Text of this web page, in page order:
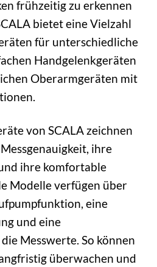
frühzeitig zu erkennen
bietet eine Vielzahl
für unterschiedliche
Handgelenkgeräten
Oberarmgeräten mit
von SCALA zeichnen
ihre
ihre komfortable
Modelle verfügen über
eine
und eine
Messwerte. So können
überwachen und